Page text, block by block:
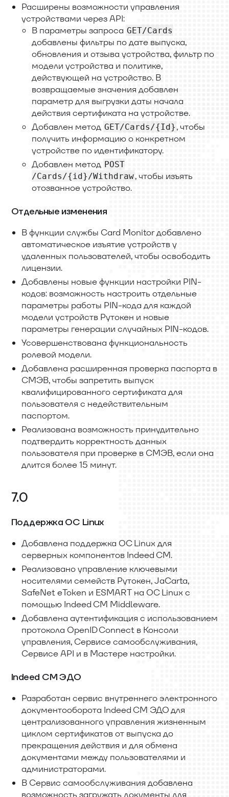
Расширены возможности управления
устройствами через API:
В параметры запроса GET/Cards
добавлены фильтры по дате выпуска,
обновления и отзыва устройства, фильтр по
модели устройства и политике,
действующей на устройство. В
возвращаемые значения добавлен
параметр для выгрузки даты начала
действия сертификата на устройстве.
Добавлен метод GET/Cards/{Id} , чтобы
получить информацию о конкретном
устройстве по идентификатору.
Добавлен метод POST
/Cards/{id}/Withdraw, чтобы изъять
отозванное устройство.
Отдельные изменения
В функции службы Card Monitor добавлено
автоматическое изъятие устройств у
удаленных пользователей, чтобы освободить
лицензии.
Добавлены новые функции настройки PIN-
кодов: возможность настроить отдельные
параметры работы PIN-кода для каждой
модели устройств Рутокен и новые
параметры генерации случайных PIN-кодов.
Усовершенствована функциональность
ролевой модели.
Добавлена расширенная проверка паспорта в
СМЭВ, чтобы запретить выпуск
квалифицированного сертификата для
пользователя с недействительным
паспортом.
Реализована возможность принудительно
подтвердить корректность данных
пользователя при проверке в СМЭВ, если она
длится более 15 минут.
7.0
Поддержка OC Linux
Добавлена поддержка ОС Linux для
серверных компонентов Indeed CM.
Реализовано управление ключевыми
носителями семейств Рутокен, JaCarta,
SafeNet eToken и ESMART на ОС Linux с
помощью Indeed CM Middleware.
Добавлена аутентификация с использованием
протокола OpenID Connect в Консоли
управления, Сервисе самообслуживания,
Сервисе API и в Мастере настройки.
Indeed CM ЭДО
Разработан сервис внутреннего электронного
документооборота Indeed CM ЭДО для
централизованного управления жизненным
циклом сертификатов от выпуска до
прекращения действия и для обмена
документами между пользователями и
администраторами.
В Сервис самообслуживания добавлена
возможность загружать документы для